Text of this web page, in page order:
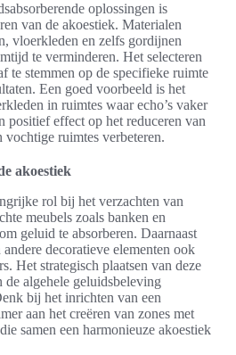
oplossingen is
van de akoestiek. Materialen
vloerkleden en zelfs gordijnen
te verminderen. Het selecteren
te stemmen op de specifieke ruimte
Een goed voorbeeld is het
in ruimtes waar echo’s vaker
positief effect op het reduceren van
ruimtes verbeteren.
akoestiek
rol bij het verzachten van
meubels zoals banken en
geluid te absorberen. Daarnaast
decoratieve elementen ook
Het strategisch plaatsen van deze
de algehele geluidsbeleving
bij het inrichten van een
aan het creëren van zones met
samen een harmonieuze akoestiek